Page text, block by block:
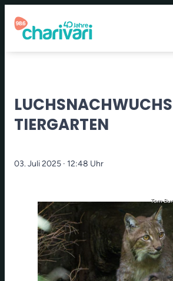
TIERGARTEN
03. Juli 2025 · 12:48 Uhr
Tom